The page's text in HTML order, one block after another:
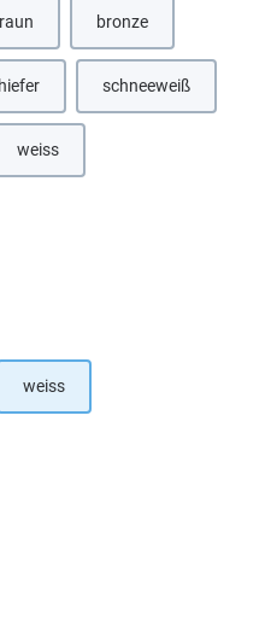
(Diese Option ist zurzeit nicht
bronze(Diese Option ist
zurzeit nicht verfügbar.)
(Diese Option ist zurzeit nicht
schneeweiß(Diese Option ist
verfügbar.)
ist zurzeit nicht verfügbar.)
weiss
ist zurzeit nicht verfügbar.)
weiss
verfügbar.)